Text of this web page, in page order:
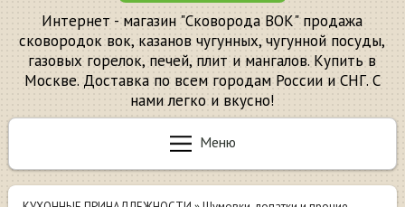
Интернет - магазин "Сковорода ВОК" продажа
сковородок вок, казанов чугунных, чугунной посуды,
газовых горелок, печей, плит и мангалов. Купить в
Москве. Доставка по всем городам России и СНГ. С
нами легко и вкусно!
Меню